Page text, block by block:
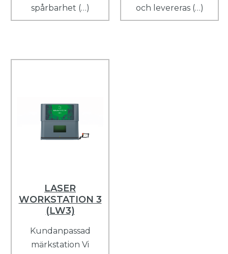
spårbarhet (…)
och levereras (…)
LASER
WORKSTATION 3
(LW3)
Kundanpassad
märkstation Vi